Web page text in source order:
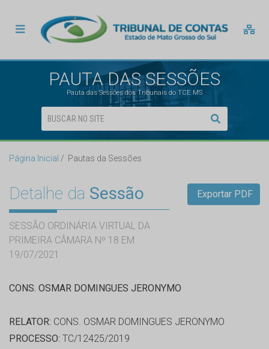
PAUTA DAS SESSÕES
Pauta das Sessões dos Tribunais do TCE MS
Página Inicial Pautas da Sessões
Detalhe da Sessão
SESSÃO ORDINÁRIA VIRTUAL DA
PRIMEIRA CÂMARA Nº 18 EM
19/07/2021
Exportar PDF
CONS. OSMAR DOMINGUES JERONYMO
RELATOR: CONS. OSMAR DOMINGUES JERONYMO
PROCESSO: TC/12425/2019